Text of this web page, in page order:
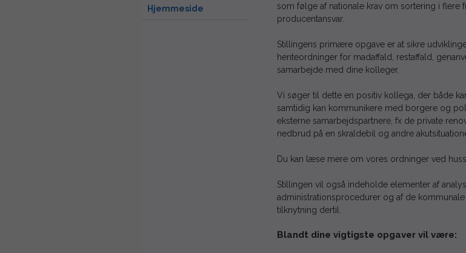
Hjemmeside
som følge af nationale krav om sortering i flere
producentansvar.
Stillingens primære opgave er at sikre
henteordninger for madaffald, restaffald,
samarbejde med dine kolleger.
Vi søger til dette en positiv kollega, der både
samtidig kan kommunikere med borgere og
eksterne samarbejdspartnere, fx de private
nedbrud på en skraldebil og andre
Du kan læse mere om vores ordninger ved
Stillingen vil også indeholde elementer af
administrationsprocedurer og af de
tilknytning dertil.
Blandt dine vigtigste opgaver vil være: